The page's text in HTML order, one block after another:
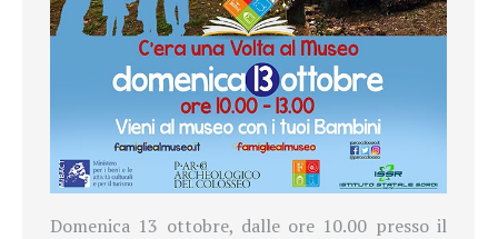
Domenica 13 ottobre, dalle ore 10.00 presso il